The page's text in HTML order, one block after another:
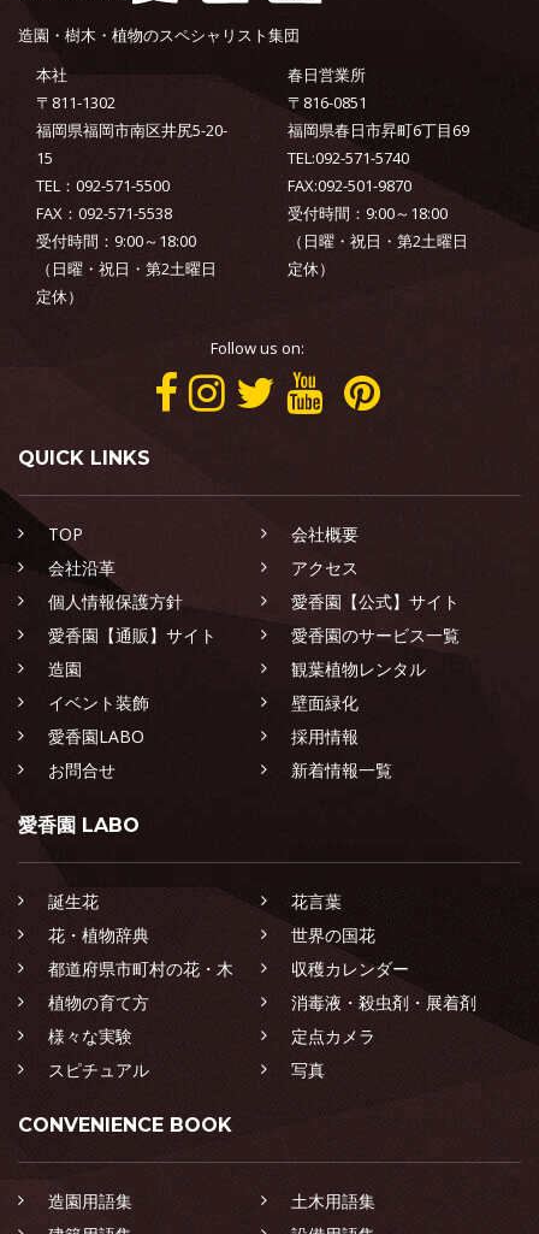
造園・樹木・植物のスペシャリスト集団
本社
〒811-1302
福岡県福岡市南区井尻5-20-
15
TEL：092-571-5500
FAX：092-571-5538
受付時間：9:00～18:00
（日曜・祝日・第2土曜日
定休）
春日営業所
〒816-0851
福岡県春日市昇町6丁目69
TEL:092-571-5740
FAX:092-501-9870
受付時間：9:00～18:00
（日曜・祝日・第2土曜日
定休）
Follow us on:
QUICK LINKS
TOP
会社概要
会社沿革
アクセス
個人情報保護方針
愛香園【公式】サイト
愛香園【通販】サイト
愛香園のサービス一覧
造園
観葉植物レンタル
イベント装飾
壁面緑化
愛香園LABO
採用情報
お問合せ
新着情報一覧
愛香園 LABO
誕生花
花言葉
花・植物辞典
世界の国花
都道府県市町村の花・木
収穫カレンダー
植物の育て方
消毒液・殺虫剤・展着剤
様々な実験
定点カメラ
スピチュアル
写真
CONVENIENCE BOOK
造園用語集
土木用語集